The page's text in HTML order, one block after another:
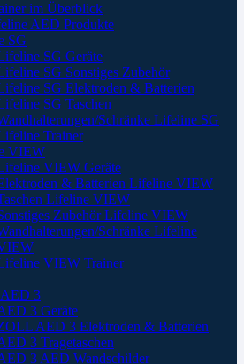
im Überblick
AED Produkte
SG
SG Geräte
SG Sonstiges Zubehör
SG Elektroden & Batterien
SG Taschen
Schränke Lifeline SG
Trainer
VIEW
VIEW Geräte
& Batterien Lifeline VIEW
Lifeline VIEW
Zubehör Lifeline VIEW
Schränke Lifeline
VIEW Trainer
3
3 Geräte
AED 3 Elektroden & Batterien
3 Tragetaschen
3 AED Wandschilder